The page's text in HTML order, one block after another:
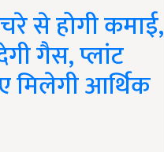
से होगी कमाई,
गैस, प्लांट
मिलेगी आर्थिक